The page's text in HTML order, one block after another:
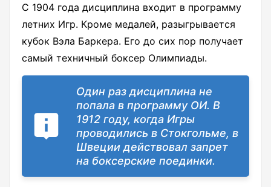
С 1904 года дисциплина входит в программу
летних Игр. Кроме медалей, разыгрывается
кубок Вэла Баркера. Его до сих пор получает
самый техничный боксер Олимпиады.
Один раз дисциплина не
попала в программу ОИ. В
1912 году, когда Игры
проводились в Стокгольме, в
Швеции действовал запрет
на боксерские поединки.